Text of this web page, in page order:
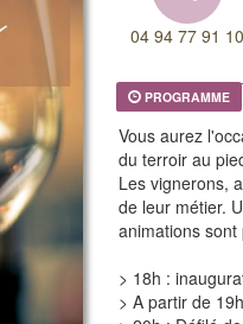
04 94 77 91 10
PROGRAMME
Vous aurez
du terroir au
Les vignerons,
de leur métier.
animations
> 18h :
> A partir de